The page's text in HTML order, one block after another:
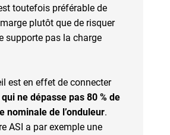
toutefois préférable de
plutôt que de risquer
supporte pas la charge
est en effet de connecter
ne dépasse pas 80 % de
nominale de l’onduleur.
ASI a par exemple une